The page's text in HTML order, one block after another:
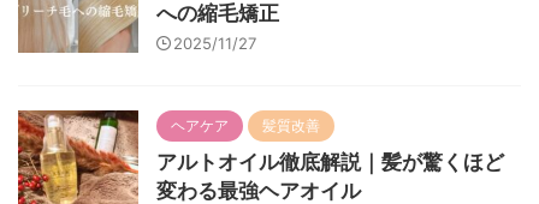
への縮毛矯正
2025/11/27
ヘアケア 髪質改善
アルトオイル徹底解説｜髪が驚くほど
変わる最強ヘアオイル